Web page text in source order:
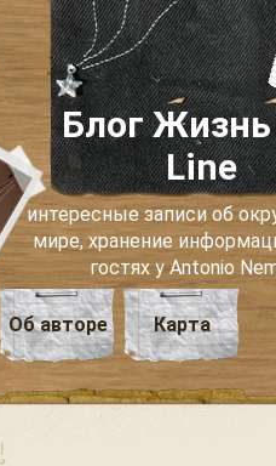
Блог Жизнь
Line
интересные записи об
мире, хранение
гостях у Antonio
Об авторе Карта